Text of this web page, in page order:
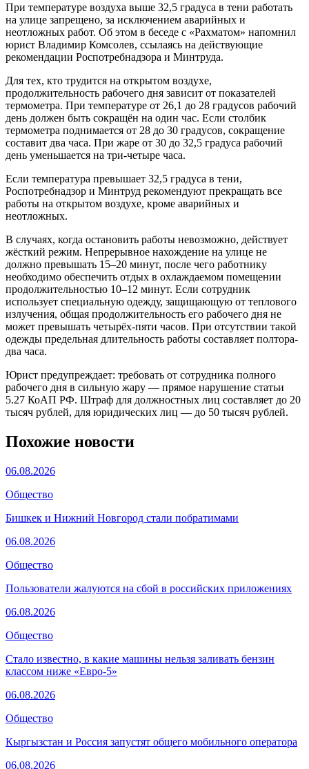
При температуре воздуха выше 32,5 градуса в тени работать
на улице запрещено, за исключением аварийных и
неотложных работ. Об этом в беседе с «Рахматом» напомнил
юрист Владимир Комсолев, ссылаясь на действующие
рекомендации Роспотребнадзора и Минтруда.
Для тех, кто трудится на открытом воздухе,
продолжительность рабочего дня зависит от показателей
термометра. При температуре от 26,1 до 28 градусов рабочий
день должен быть сокращён на один час. Если столбик
термометра поднимается от 28 до 30 градусов, сокращение
составит два часа. При жаре от 30 до 32,5 градуса рабочий
день уменьшается на три-четыре часа.
Если температура превышает 32,5 градуса в тени,
Роспотребнадзор и Минтруд рекомендуют прекращать все
работы на открытом воздухе, кроме аварийных и
неотложных.
В случаях, когда остановить работы невозможно, действует
жёсткий режим. Непрерывное нахождение на улице не
должно превышать 15–20 минут, после чего работнику
необходимо обеспечить отдых в охлаждаемом помещении
продолжительностью 10–12 минут. Если сотрудник
использует специальную одежду, защищающую от теплового
излучения, общая продолжительность его рабочего дня не
может превышать четырёх-пяти часов. При отсутствии такой
одежды предельная длительность работы составляет полтора-
два часа.
Юрист предупреждает: требовать от сотрудника полного
рабочего дня в сильную жару — прямое нарушение статьи
5.27 КоАП РФ. Штраф для должностных лиц составляет до 20
тысяч рублей, для юридических лиц — до 50 тысяч рублей.
Похожие новости
06.08.2026
Общество
Бишкек и Нижний Новгород стали побратимами
06.08.2026
Общество
Пользователи жалуются на сбой в российских приложениях
06.08.2026
Общество
Стало известно, в какие машины нельзя заливать бензин
классом ниже «Евро-5»
06.08.2026
Общество
Кыргызстан и Россия запустят общего мобильного оператора
06.08.2026